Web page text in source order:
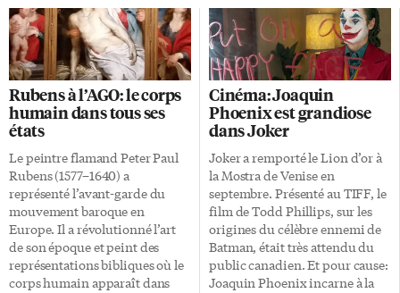
Merzetti, 70 Queens Wharf
Road (Bathurst et Fort York),
aura lieu Shop My Closet,
l’occasion de renouveler votre
garde-robe lors de la vente
unique des vêtements de cinq
influenceuses torontoises. Cet
événement, organisé par les
Françaises Astrid Moulin, alias
Fringinto, et Chrystelle
Mavinga, s’adresse aux accros
du magasinage. On pourra
échanger avec Melanie Pace
(@melaniepace), Yandra […]
janvier 2021. Ils étaient à
Toronto la semaine dernière
pour un petit-déjeuner exclusif
au Monogram Kitchen du
quartier Caledonia et Eglinton,
où plusieurs chefs cuisiniers
torontois de renom étaient
également présents. La
reconnaissance suprême en
gastronomie Le Bocuse d’Or, du
nom du célèbre chef lyonnais
Paul Bocuse, est une
compétition féroce. La gagner
représente le Graal […]
Rubens à l’AGO: le corps
humain dans tous ses
états
Le peintre flamand Peter Paul
Rubens (1577–1640) a
représenté l’avant-garde du
mouvement baroque en
Europe. Il a révolutionné l’art
de son époque et peint des
représentations bibliques où le
corps humain apparaît dans
Cinéma: Joaquin
Phoenix est grandiose
dans Joker
Joker a remporté le Lion d’or à
la Mostra de Venise en
septembre. Présenté au TIFF, le
film de Todd Phillips, sur les
origines du célèbre ennemi de
Batman, était très attendu du
public canadien. Et pour cause:
Joaquin Phoenix incarne à la